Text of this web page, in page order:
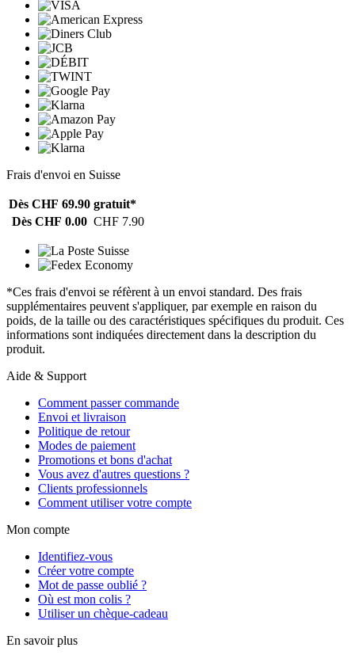
Frais d'envoi en Suisse
Dès CHF 69.90 gratuit*
Dès CHF 0.00 CHF 7.90
*Ces frais d'envoi se réfèrent à un envoi standard. Des frais
supplémentaires peuvent s'appliquer, par exemple en raison du
poids, de la taille ou des caractéristiques spécifiques du produit. Ces
informations sont indiquées directement dans la description du
produit.
Aide & Support
Comment passer commande
Envoi et livraison
Politique de retour
Modes de paiement
Promotions et bons d'achat
Vous avez d'autres questions ?
Clients professionnels
Comment utiliser votre compte
Mon compte
Identifiez-vous
Créer votre compte
Mot de passe oublié ?
Où est mon colis ?
Utiliser un chèque-cadeau
En savoir plus